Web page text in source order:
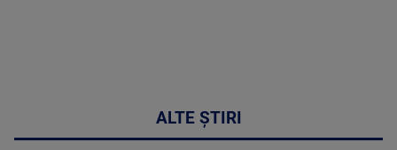
ALTE ȘTIRI